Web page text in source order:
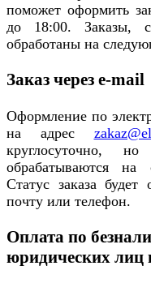
поможет оформить
до 18:00. Заказы,
обработаны на
Заказ через e-mail
Оформление по
на адрес
круглосуточно,
обрабатываются
Статус заказа
почту или телефон.
Оплата по
юридических